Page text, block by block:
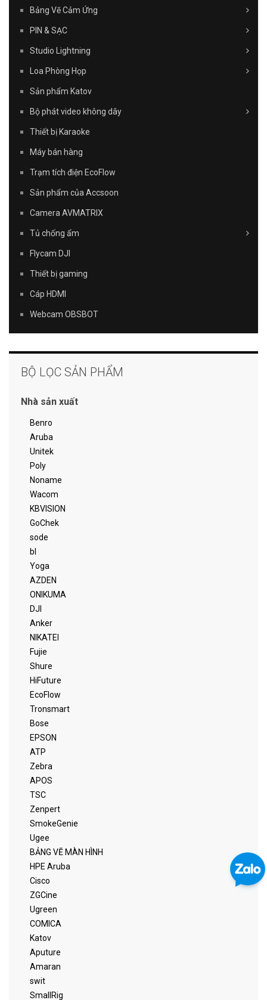
Bảng Vẽ Cảm Ứng
PIN & SẠC
Studio Lightning
Loa Phòng Họp
Sản phẩm Katov
Bộ phát video không dây
Thiết bị Karaoke
Máy bán hàng
Trạm tích điện EcoFlow
Sản phẩm của Accsoon
Camera AVMATRIX
Tủ chống ẩm
Flycam DJI
Thiết bị gaming
Cáp HDMI
Webcam OBSBOT
BỘ LỌC SẢN PHẨM
Nhà sản xuất
Benro
Aruba
Unitek
Poly
Noname
Wacom
KBVISION
GoChek
sode
bl
Yoga
AZDEN
ONIKUMA
DJI
Anker
NIKATEI
Fujie
Shure
HiFuture
EcoFlow
Tronsmart
Bose
EPSON
ATP
Zebra
APOS
TSC
Zenpert
SmokeGenie
Ugee
BẢNG VẼ MÀN HÌNH
HPE Aruba
Cisco
ZGCine
Ugreen
COMICA
Katov
Aputure
Amaran
swit
SmallRig